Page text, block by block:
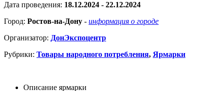
Дата проведения: 18.12.2024 - 22.12.2024
Город: Ростов-на-Дону - информация о городе
Организатор: ДонЭкспоцентр
Рубрики: Товары народного потребления, Ярмарки
Описание ярмарки